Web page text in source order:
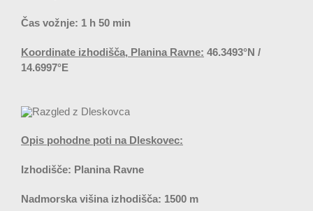
Čas vožnje: 1 h 50 min
Koordinate izhodišča, Planina Ravne: 46.3493°N /
14.6997°E
Opis pohodne poti na Dleskovec:
Izhodišče: Planina Ravne
Nadmorska višina izhodišča: 1500 m